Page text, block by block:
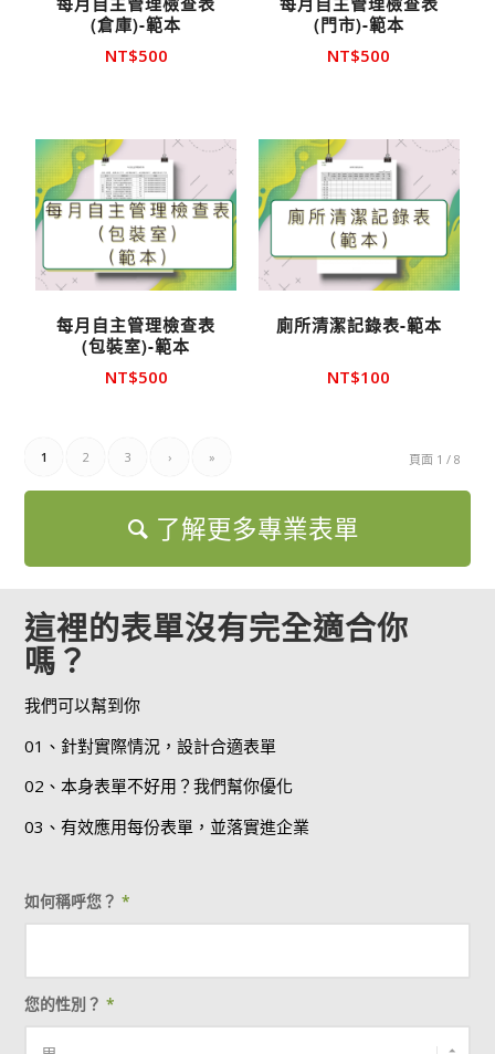
(倉庫)-範本
NT$500
(門市)-範本
NT$500
每月自主管理檢查表
(包裝室)-範本
NT$500
廁所清潔記錄表-範本
NT$100
頁面 1 / 8
1 2 3 › »
了解更多專業表單
這裡的表單沒有完全適合你
嗎？
我們可以幫到你
01、針對實際情況，設計合適表單
02、本身表單不好用？我們幫你優化
03、有效應用每份表單，並落實進企業
如何稱呼您？*
您的性別？*